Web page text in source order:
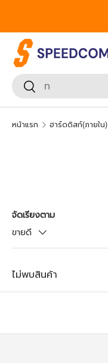
ค้นหา
ยืนยันการค้นหา
หน้าแรก ฮาร์ดดิสก์(ภายใน)
จัดเรียงตาม
ขายดี
ไม่พบสินค้า